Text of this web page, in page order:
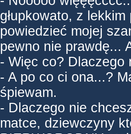
głupkowato, z
powiedzieć mojej
pewno nie prawdę...
- Więc co? Dlaczego
- A po co ci ona...?
śpiewam.
- Dlaczego nie
matce, dziewczyny